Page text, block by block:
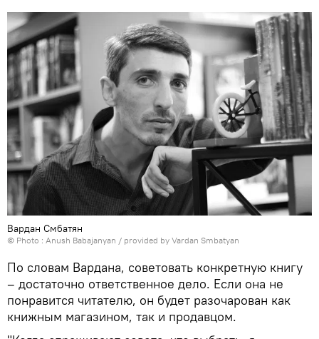
Вардан Смбатян
© Photo : Anush Babajanyan / provided by Vardan Smbatyan
По словам Вардана, советовать конкретную книгу
– достаточно ответственное дело. Если она не
понравится читателю, он будет разочарован как
книжным магазином, так и продавцом.